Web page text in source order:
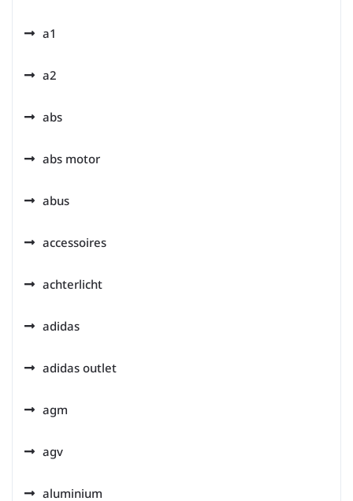
a1
a2
abs
abs motor
abus
accessoires
achterlicht
adidas
adidas outlet
agm
agv
aluminium